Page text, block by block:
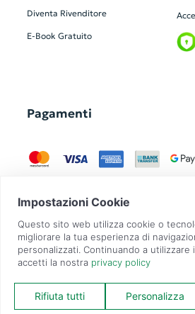
Diventa Rivenditore
E-Book Gratuito
Pagamenti
GadgetZilla è un Brand di Overbi S.r.l.|
i diritti riservati | P.IVA: